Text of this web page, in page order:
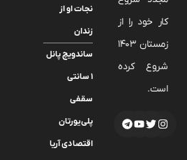
کار خود را از
زمستان 1403
شروع کرده
است.
نجات او از
زندان
ساندویچ پانل
۱ سانتی
سقفی
پلی‌یورتان
اقتصادی آریا